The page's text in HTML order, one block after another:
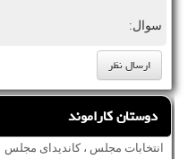
سوال:
دوستان کاراموند
انتخابات مجلس ، کاندیدای مجلس